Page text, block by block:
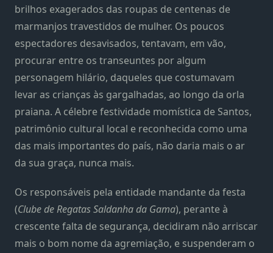
brilhos exagerados das roupas de centenas de
marmanjos travestidos de mulher. Os poucos
espectadores desavisados, tentavam, em vão,
procurar entre os transeuntes por algum
personagem hilário, daqueles que costumavam
levar as crianças às gargalhadas, ao longo da orla
praiana. A célebre festividade momística de Santos,
patrimônio cultural local e reconhecida como uma
das mais importantes do país, não daria mais o ar
da sua graça, nunca mais.
Os responsáveis pela entidade mandante da festa
(Clube de Regatas Saldanha da Gama), perante à
crescente falta de segurança, decidiram não arriscar
mais o bom nome da agremiação, e suspenderam o